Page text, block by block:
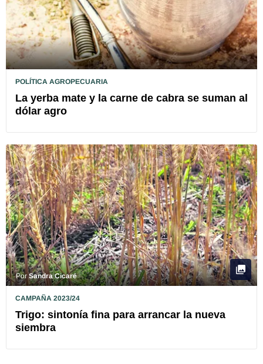
POLÍTICA AGROPECUARIA
La yerba mate y la carne de cabra se suman al
dólar agro
PorSandra Cicaré
CAMPAÑA 2023/24
Trigo: sintonía fina para arrancar la nueva
siembra